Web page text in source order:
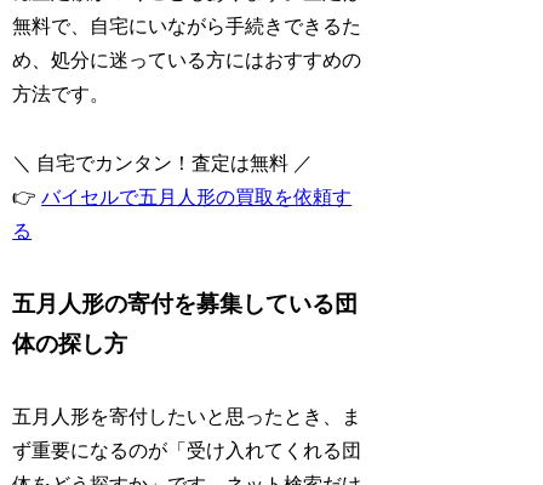
無料で、自宅にいながら手続きできるた
め、処分に迷っている方にはおすすめの
方法です。
＼ 自宅でカンタン！査定は無料 ／
👉バイセルで五月人形の買取を依頼す
る
五月人形の寄付を募集している団
体の探し方
五月人形を寄付したいと思ったとき、ま
ず重要になるのが「受け入れてくれる団